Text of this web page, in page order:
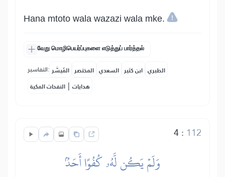
Hana mtoto wala wazazi wala mke.
வேறு மொழிபெயர்ப்புகளை எடுத்துப் பார்த்தல்
التفاسير: المُيسَّر المختصر السعدي ابن كثير الطبري
النفحات المكية | هدايات
4: 112
وَلَمۡ يَكُن لَّهُۥ كُفُوًا أَحَدُۢ